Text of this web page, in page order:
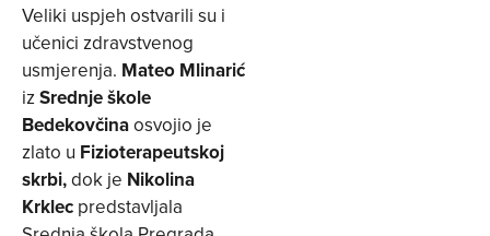
Veliki uspjeh ostvarili su i
učenici zdravstvenog
usmjerenja. Mateo Mlinarić
izSrednje škole
Bedekovčinaosvojio je
zlato u Fizioterapeutskoj
skrbi,dok je Nikolina
Krklec predstavljala